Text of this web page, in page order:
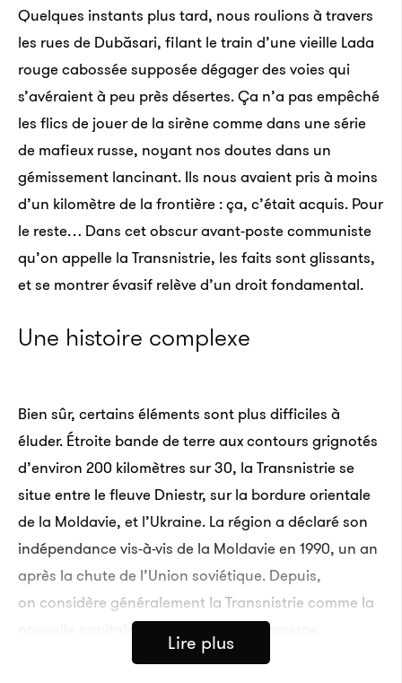
Quelques instants plus tard, nous roulions à travers
les rues de Dubăsari, filant le train d’une vieille Lada
rouge cabossée supposée dégager des voies qui
s’avéraient à peu près désertes. Ça n’a pas empêché
les flics de jouer de la sirène comme dans une série
de mafieux russe, noyant nos doutes dans un
gémissement lancinant. Ils nous avaient pris à moins
d’un kilomètre de la frontière : ça, c’était acquis. Pour
le reste… Dans cet obscur avant-poste communiste
qu’on appelle la Transnistrie, les faits sont glissants,
et se montrer évasif relève d’un droit fondamental.
Une histoire complexe
Bien sûr, certains éléments sont plus difficiles à
éluder. Étroite bande de terre aux contours grignotés
d’environ 200 kilomètres sur 30, la Transnistrie se
situe entre le fleuve Dniestr, sur la bordure orientale
de la Moldavie, et l’Ukraine. La région a déclaré son
indépendance vis-à-vis de la Moldavie en 1990, un an
après la chute de l’Union soviétique. Depuis,
on considère généralement la Transnistrie comme la
nouvelle capitale européenne du commerce
international des armes. Un analyste m’a décrit la
Lire plus